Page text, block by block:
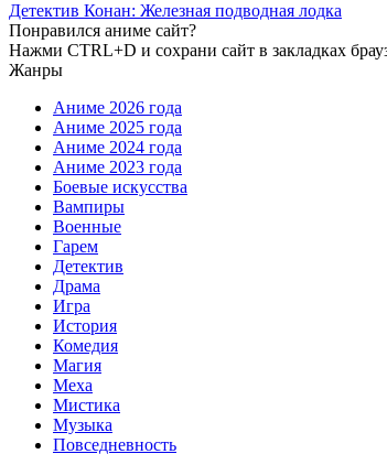
Детектив Конан: Железная подводная лодка
Понравился аниме сайт?
Нажми CTRL+D и сохрани сайт в закладках
Жанры
Аниме 2026 года
Аниме 2025 года
Аниме 2024 года
Аниме 2023 года
Боевые искусства
Вампиры
Военные
Гарем
Детектив
Драма
Игра
История
Комедия
Магия
Меха
Мистика
Музыка
Повседневность